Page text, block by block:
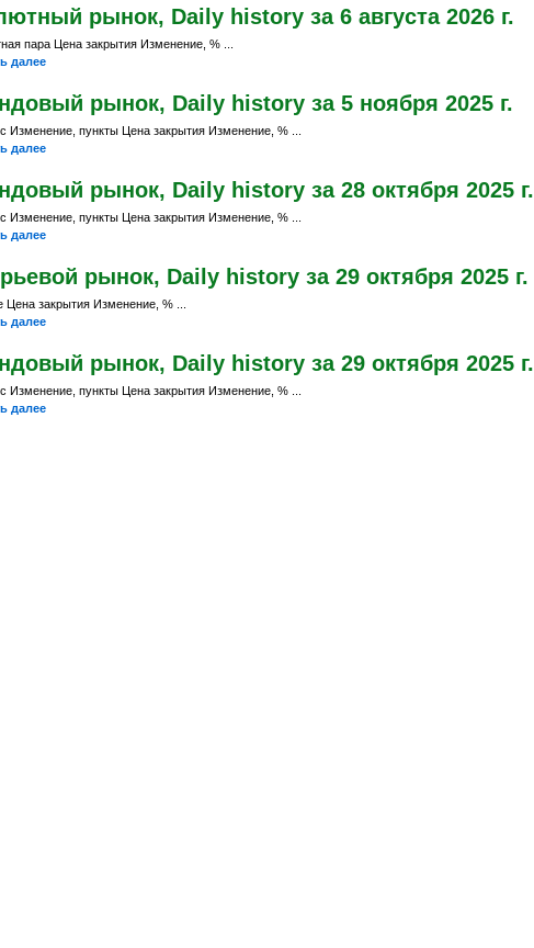
рынок, Daily history за 6 августа 2026 г.
пара Цена закрытия Изменение, % ...
далее
рынок, Daily history за 5 ноября 2025 г.
Изменение, пункты Цена закрытия Изменение, % ...
далее
рынок, Daily history за 28 октября 2025 г.
Изменение, пункты Цена закрытия Изменение, % ...
далее
рынок, Daily history за 29 октября 2025 г.
Цена закрытия Изменение, % ...
далее
рынок, Daily history за 29 октября 2025 г.
Изменение, пункты Цена закрытия Изменение, % ...
далее